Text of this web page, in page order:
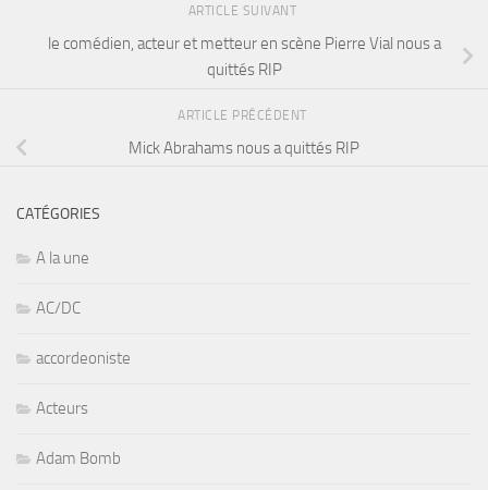
ARTICLE SUIVANT
le comédien, acteur et metteur en scène Pierre Vial nous a
quittés RIP
ARTICLE PRÉCÉDENT
Mick Abrahams nous a quittés RIP
CATÉGORIES
A la une
AC/DC
accordeoniste
Acteurs
Adam Bomb